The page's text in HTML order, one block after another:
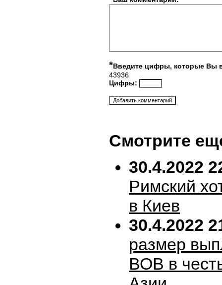
*Введите цифры, которые Вы
43936
Цифры:
Смотрите
30.4.2022
Римский
в Киев
30.4.2022
размер
ВОВ в